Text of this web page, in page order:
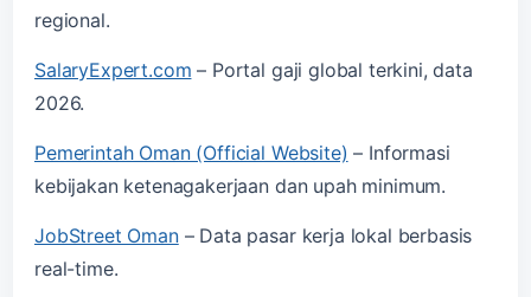
regional.
SalaryExpert.com – Portal gaji global terkini, data
2026.
Pemerintah Oman (Official Website) – Informasi
kebijakan ketenagakerjaan dan upah minimum.
JobStreet Oman– Data pasar kerja lokal berbasis
real-time.